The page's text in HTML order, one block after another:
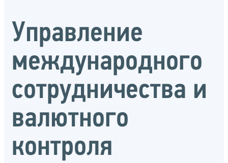
Управление
международного
сотрудничества и
валютного
контроля